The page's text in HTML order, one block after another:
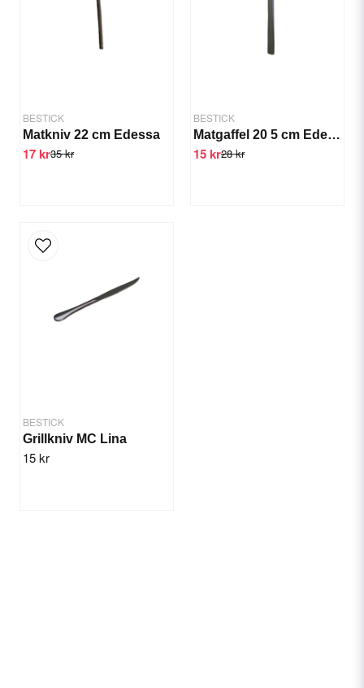
BESTICK
Matkniv 22 cm Edessa
35 kr
17 kr
BESTICK
Matgaffel 20 5 cm Edessa
28 kr
15 kr
BESTICK
Grillkniv MC Lina
15 kr
Yes, you can publish my question.